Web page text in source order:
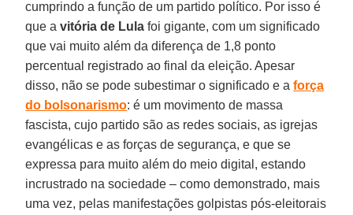
cumprindo a função de um partido político. Por isso é
que avitória de Lula foi gigante, com um significado
que vai muito além da diferença de 1,8 ponto
percentual registrado ao final da eleição. Apesar
disso, não se pode subestimar o significado e aforça
do bolsonarismo: é um movimento de massa
fascista, cujo partido são as redes sociais, as igrejas
evangélicas e as forças de segurança, e que se
expressa para muito além do meio digital, estando
incrustrado na sociedade – como demonstrado, mais
uma vez, pelas manifestações golpistas pós-eleitorais